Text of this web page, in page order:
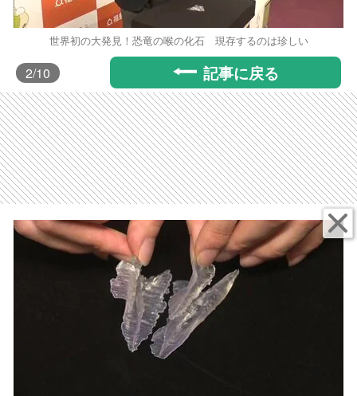
世界初の大発見！恐竜の喉の化石 現存するのは珍しい
2/10 記事に戻る